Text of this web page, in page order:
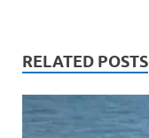
RELATED POSTS